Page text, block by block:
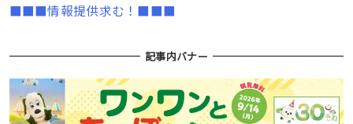
■■■情報提供求む！■■■
記事内バナー